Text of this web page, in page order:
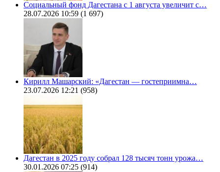
Социальный фонд Дагестана с 1 августа увеличит с…
28.07.2026 10:59 (1 697)
Кирилл Машарский: «Дагестан — гостеприимна…
23.07.2026 12:21 (958)
Дагестан в 2025 году собрал 128 тысяч тонн урожа…
30.01.2026 07:25 (914)